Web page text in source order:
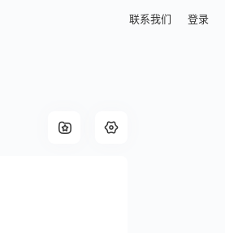
联系我们 登录